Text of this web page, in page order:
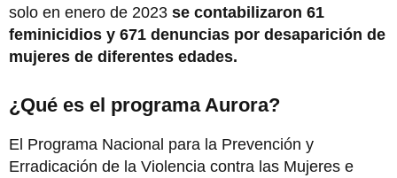
solo en enero de 2023 se contabilizaron 61
feminicidios y 671 denuncias por desaparición de
mujeres de diferentes edades.
¿Qué es el programa Aurora?
El Programa Nacional para la Prevención y
Erradicación de la Violencia contra las Mujeres e